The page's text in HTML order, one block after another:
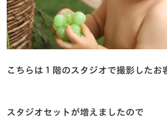
こちらは１階のスタジオで撮影したお
スタジオセットが増えましたので